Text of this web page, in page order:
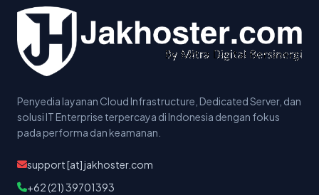
Penyedia layanan Cloud Infrastructure, Dedicated Server, dan
solusi IT Enterprise terpercaya di Indonesia dengan fokus
pada performa dan keamanan.
support [at] jakhoster.com
+62 (21) 39701393